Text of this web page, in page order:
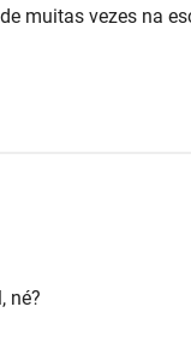
muitas vezes na
né?